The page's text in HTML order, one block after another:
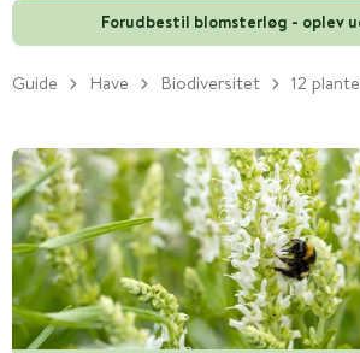
Forudbestil blomsterløg - oplev
Guide Have Biodiversitet 12